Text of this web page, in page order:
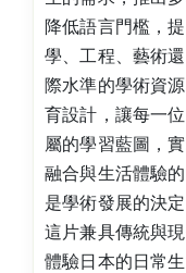
降低語言門檻，
學、工程、藝術
際水準的學術資
育設計，讓每一
屬的學習藍圖，
融合與生活體驗
是學術發展的決
這片兼具傳統與
體驗日本的日常